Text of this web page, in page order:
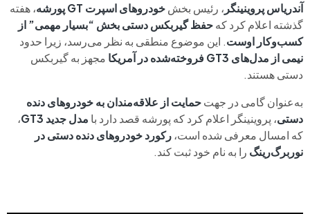
آندریاس پروینینگر ، رئیس بخشخودروهای اسپرت GT پورشه
، هفته
گذشته اعلام کرد کهحفظ گیربکس دستی بخش “بسیار مهمی” از
کسب‌وکار اوست. این موضوع منطقی به نظر می‌رسد، زیرا حدود
نیمی از مدل‌های GT3 فروخته‌شده در آمریکا
مجهز به گیربکس
دستی هستند.
به‌عنوان گامی در جهتحمایت از علاقه‌مندان به خودروهای دنده
دستی، پروینینگر اعلام کرد که پورشه قصد دارد با مدل جدید GT3
،
که امسال معرفی شده است،رکورد خودروهای دنده دستی در
نوربرگ‌رینگ را به نام خود ثبت کند.